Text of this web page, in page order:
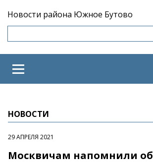
Новости района Южное Бутово
НОВОСТИ
29 АПРЕЛЯ 2021
Москвичам напомнили об